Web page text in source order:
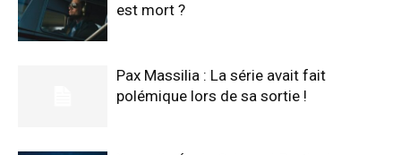
est mort ?
Pax Massilia : La série avait fait
polémique lors de sa sortie !